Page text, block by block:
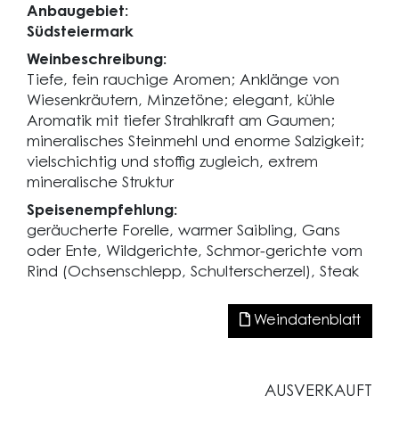
Anbaugebiet:
Südsteiermark
Weinbeschreibung:
Tiefe, fein rauchige Aromen; Anklänge von
Wiesenkräutern, Minzetöne; elegant, kühle
Aromatik mit tiefer Strahlkraft am Gaumen;
mineralisches Steinmehl und enorme Salzigkeit;
vielschichtig und stoffig zugleich, extrem
mineralische Struktur
Speisenempfehlung:
geräucherte Forelle, warmer Saibling, Gans
oder Ente, Wildgerichte, Schmor-gerichte vom
Rind (Ochsenschlepp, Schulterscherzel), Steak
Weindatenblatt
AUSVERKAUFT